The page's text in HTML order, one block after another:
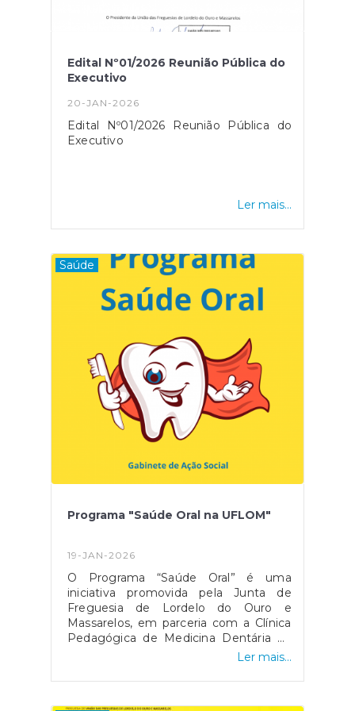
Edital Nº01/2026 Reunião Pública do
Executivo
20-JAN-2026
Edital Nº01/2026 Reunião Pública do
Executivo
Ler mais...
Saúde
Programa "Saúde Oral na UFLOM"
19-JAN-2026
O Programa “Saúde Oral” é uma
iniciativa promovida pela Junta de
Freguesia de Lordelo do Ouro e
Massarelos, em parceria com a Clínica
Pedagógica de Medicina Dentária da
Universidade Fernando Pessoa. Este
freguesia que se encontrem numa
Ler mais...